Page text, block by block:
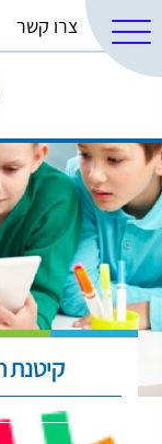
צרו קשר
קיטנת